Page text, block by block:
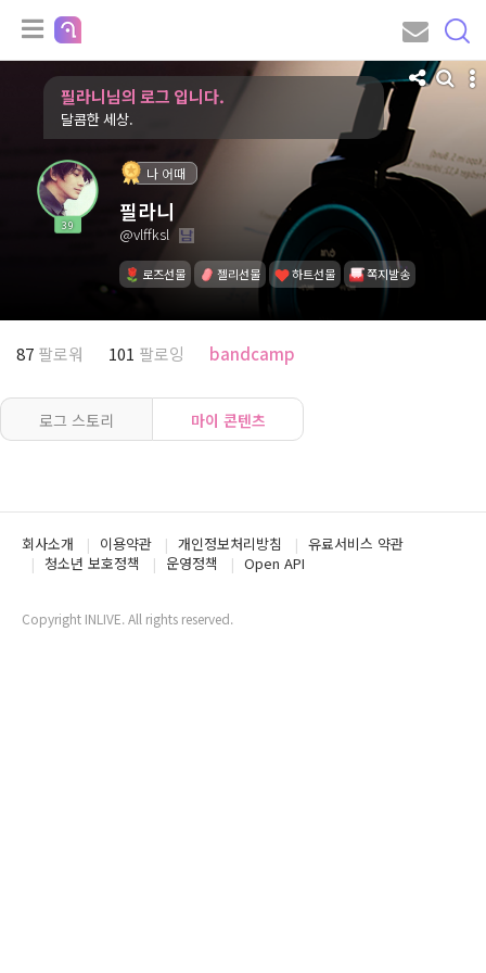
필라니님의 로그 입니다.
달콤한 세상.
39
나 어때
필라니
@vlffksl
로즈선물 젤리선물 하트선물 쪽지발송
87 팔로워 101 팔로잉 bandcamp
로그 스토리 마이 콘텐츠
회사소개 이용약관 개인정보처리방침
유료서비스 약관
청소년 보호정책
운영정책 Open API
Copyright INLIVE. All rights reserved.